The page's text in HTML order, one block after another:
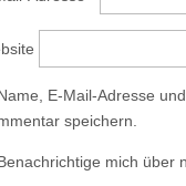
E-Mail-Adresse
speichern.
mich über